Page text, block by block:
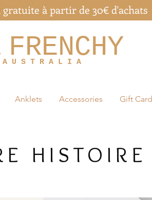
FRENCHY
A U S T R A L I A
à partir de 30€ d'achats
Anklets Accessories Gift Card
HISTOIRE